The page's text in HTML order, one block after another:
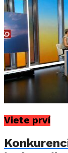
Viete prví